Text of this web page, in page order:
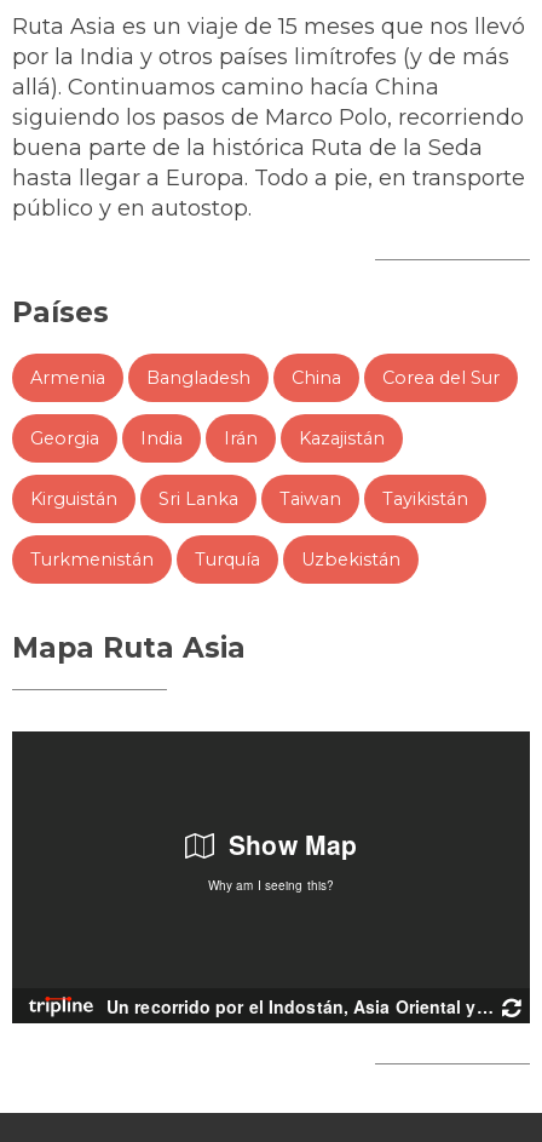
Ruta Asia es un viaje de 15 meses que nos llevó
por la India y otros países limítrofes (y de más
allá). Continuamos camino hacía China
siguiendo los pasos de Marco Polo, recorriendo
buena parte de la histórica Ruta de la Seda
hasta llegar a Europa. Todo a pie, en transporte
público y en autostop.
Países
Armenia Bangladesh China Corea del Sur
Georgia India Irán Kazajistán
Kirguistán Sri Lanka Taiwan Tayikistán
Turkmenistán Turquía Uzbekistán
Mapa Ruta Asia